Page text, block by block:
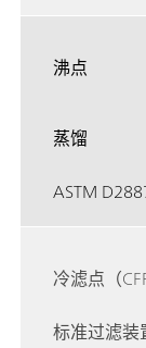
沸点
蒸馏
ASTM
冷滤点（
标准过滤装